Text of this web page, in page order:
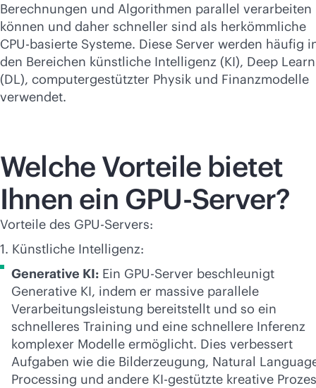
Berechnungen und Algorithmen parallel verarbeiten
können und daher schneller sind als herkömmliche
CPU-basierte Systeme. Diese Server werden häufig
den Bereichen künstliche Intelligenz (KI), Deep
(DL), computergestützter Physik und Finanzmodelle
verwendet.
Welche Vorteile bietet
Ihnen ein GPU-Server?
Vorteile des GPU-Servers:
1. Künstliche Intelligenz:
Generative KI: Ein GPU-Server beschleunigt
Generative KI, indem er massive parallele
Verarbeitungsleistung bereitstellt und so ein
schnelleres Training und eine schnellere Inferenz
komplexer Modelle ermöglicht. Dies verbessert
Aufgaben wie die Bilderzeugung, Natural
Processing und andere KI-gestützte kreative